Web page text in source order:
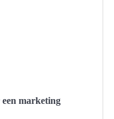
marketing